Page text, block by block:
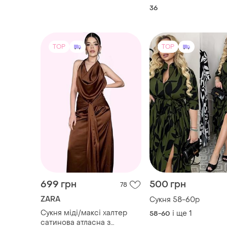
36
TOP
699 грн 78
ZARA
Сукня міді/максі халтер
сатинова атласна з
TOP
500 грн
Сукня 58-60р
58-60 і ще 1